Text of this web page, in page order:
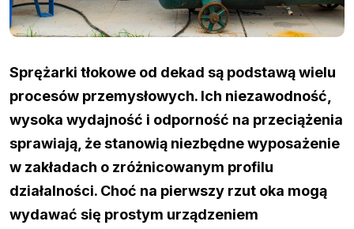
Sprężarki tłokowe od dekad są podstawą wielu
procesów przemysłowych. Ich niezawodność,
wysoka wydajność i odporność na przeciążenia
sprawiają, że stanowią niezbędne wyposażenie
w zakładach o zróżnicowanym profilu
działalności. Choć na pierwszy rzut oka mogą
wydawać się prostym urządzeniem